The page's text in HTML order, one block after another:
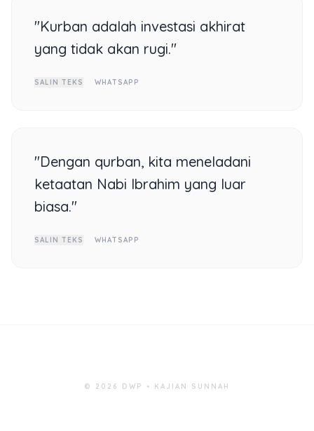
"Kurban adalah investasi akhirat
yang tidak akan rugi."
SALIN TEKS WHATSAPP
"Dengan qurban, kita meneladani
ketaatan Nabi Ibrahim yang luar
biasa."
SALIN TEKS WHATSAPP
© 2026 DWP • KAJIAN SUNNAH